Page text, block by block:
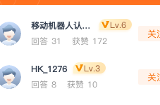
移动机器人认证小助手
Lv.6
回答 31
获赞 172
关
HK_1276
Lv.3
回答 8
获赞 10
关